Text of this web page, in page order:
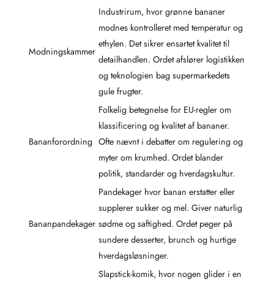
Modningskammer
Industrirum, hvor grønne bananer
modnes kontrolleret med temperatur og
ethylen. Det sikrer ensartet kvalitet til
detailhandlen. Ordet afslører logistikken
og teknologien bag supermarkedets
gule frugter.
Bananforordning
Folkelig betegnelse for EU-regler om
klassificering og kvalitet af bananer.
Ofte nævnt i debatter om regulering og
myter om krumhed. Ordet blander
politik, standarder og hverdagskultur.
Bananpandekager
Pandekager hvor banan erstatter eller
supplerer sukker og mel. Giver naturlig
sødme og saftighed. Ordet peger på
sundere desserter, brunch og hurtige
hverdagsløsninger.
Slapstick-komik, hvor nogen glider i en